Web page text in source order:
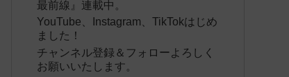
最前線』連載中。
YouTube、Instagram、TikTokはじめ
ました！
チャンネル登録＆フォローよろしく
お願いいたします。